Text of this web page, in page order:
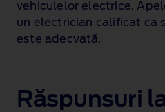
vehiculelor electrice.
un electrician calificat ca
este adecvată.
Răspunsuri